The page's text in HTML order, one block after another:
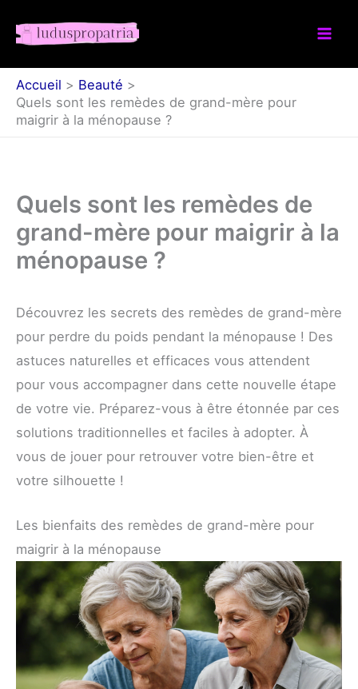
Accueil
Beauté
Quels sont les remèdes de grand-mère pour
maigrir à la ménopause ?
Quels sont les remèdes de
grand-mère pour maigrir à la
ménopause ?
Découvrez les secrets des remèdes de grand-mère
pour perdre du poids pendant la ménopause ! Des
astuces naturelles et efficaces vous attendent
pour vous accompagner dans cette nouvelle étape
de votre vie. Préparez-vous à être étonnée par ces
solutions traditionnelles et faciles à adopter. À
vous de jouer pour retrouver votre bien-être et
votre silhouette !
Les bienfaits des remèdes de grand-mère pour
maigrir à la ménopause